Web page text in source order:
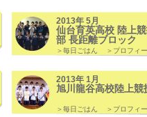
2013年 5月
仙台育英高校 陸上
部 長距離ブロック
＞毎日ごはん ＞プロフィ
2013年 1月
旭川龍谷高校陸上競
＞毎日ごはん ＞プロフィ